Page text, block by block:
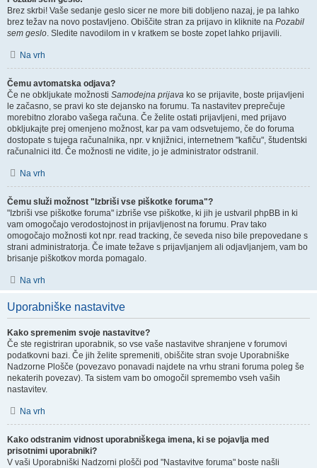
Brez skrbi! Vaše sedanje geslo sicer ne more biti dobljeno nazaj, je pa lahko
brez težav na novo postavljeno. Obiščite stran za prijavo in kliknite na Pozabil
sem geslo. Sledite navodilom in v kratkem se boste zopet lahko prijavili.
Na vrh
Čemu avtomatska odjava?
Če ne obkljukate možnosti Samodejna prijava ko se prijavite, boste prijavljeni
le začasno, se pravi ko ste dejansko na forumu. Ta nastavitev preprečuje
morebitno zlorabo vašega računa. Če želite ostati prijavljeni, med prijavo
obkljukajte prej omenjeno možnost, kar pa vam odsvetujemo, če do foruma
dostopate s tujega računalnika, npr. v knjižnici, internetnem "kafiču", študentski
računalnici itd. Če možnosti ne vidite, jo je administrator odstranil.
Na vrh
Čemu služi možnost "Izbriši vse piškotke foruma"?
"Izbriši vse piškotke foruma" izbriše vse piškotke, ki jih je ustvaril phpBB in ki
vam omogočajo verodostojnost in prijavljenost na forumu. Prav tako
omogočajo možnosti kot npr. read tracking, če seveda niso bile prepovedane s
strani administratorja. Če imate težave s prijavljanjem ali odjavljanjem, vam bo
brisanje piškotkov morda pomagalo.
Na vrh
Uporabniške nastavitve
Kako spremenim svoje nastavitve?
Če ste registriran uporabnik, so vse vaše nastavitve shranjene v forumovi
podatkovni bazi. Če jih želite spremeniti, obiščite stran svoje Uporabniške
Nadzorne Plošče (povezavo ponavadi najdete na vrhu strani foruma poleg še
nekaterih povezav). Ta sistem vam bo omogočil spremembo vseh vaših
nastavitev.
Na vrh
Kako odstranim vidnost uporabniškega imena, ki se pojavlja med
prisotnimi uporabniki?
V vaši Uporabniški Nadzorni plošči pod "Nastavitve foruma" boste našli